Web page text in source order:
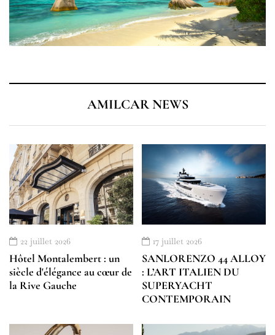
AMILCAR NEWS
22 juillet 2026
Hôtel Montalembert : un
siècle d'élégance au cœur de
la Rive Gauche
17 juillet 2026
SANLORENZO 44 ALLOY
: L’ART ITALIEN DU
SUPERYACHT
CONTEMPORAIN